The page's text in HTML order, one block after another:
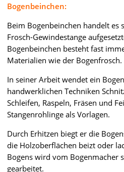
Bogenbeinchen:
Beim Bogenbeinchen handelt es
Frosch-Gewindestange
Bogenbeinchen besteht fast
Materialien wie der Bogenfrosch.
In seiner Arbeit wendet ein
handwerklichen Techniken
Schleifen, Raspeln, Fräsen und
Stangenrohlinge als Vorlagen.
Durch Erhitzen biegt er die
die Holzoberflächen beizt oder
Bogens wird vom Bogenmacher
gearbeitet.